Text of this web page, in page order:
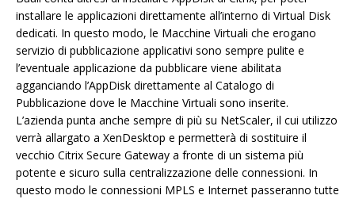
installare le applicazioni direttamente all’interno di Virtual Disk
dedicati. In questo modo, le Macchine Virtuali che erogano
servizio di pubblicazione applicativi sono sempre pulite e
l’eventuale applicazione da pubblicare viene abilitata
agganciando l’AppDisk direttamente al Catalogo di
Pubblicazione dove le Macchine Virtuali sono inserite.
L’azienda punta anche sempre di più su NetScaler, il cui utilizzo
verrà allargato a XenDesktop e permetterà di sostituire il
vecchio Citrix Secure Gateway a fronte di un sistema più
potente e sicuro sulla centralizzazione delle connessioni. In
questo modo le connessioni MPLS e Internet passeranno tutte